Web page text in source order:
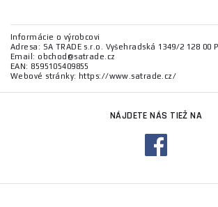
Informácie o výrobcovi
Adresa: SA TRADE s.r.o. Vyšehradská 1349/2 128 00
Email: obchod@satrade.cz
EAN: 8595105409855
Webové stránky: https://www.satrade.cz/
NÁJDETE NÁS TIEŽ NA